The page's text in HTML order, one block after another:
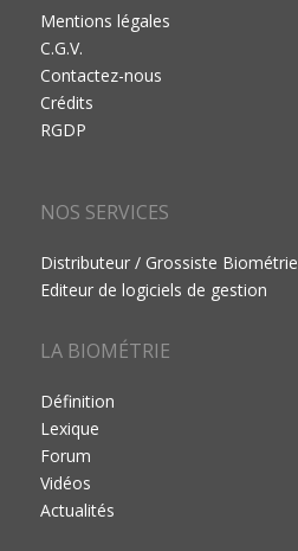
Mentions légales
C.G.V.
Contactez-nous
Crédits
RGDP
NOS SERVICES
Distributeur / Grossiste Biométrie
Editeur de logiciels de gestion
LA BIOMÉTRIE
Définition
Lexique
Forum
Vidéos
Actualités